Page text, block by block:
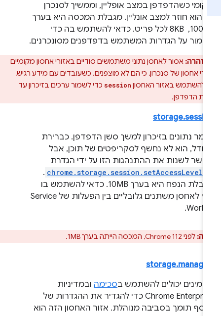
כשהדפדפן במצב אופליין, וממשיך לסנכרן
חוזר למצב אונליין. מגבלת המכסה היא בערך
100KB, ‏ 8KB לכל פריט. כדאי להשתמש בה כדי
על הגדרות המשתמש בדפדפנים מסונכרנים.
אזהרה:אסור לאחסן נתוני משתמשים סודיים באזורי אחסון מקומיים
אחסון של סנכרון, כי הם לא מוצפנים. כשעובדים עם מידע רגיש,
להשתמש באזור האחסוןsessionכדי לשמור ערכים בזיכרון עד
הדפדפן.
נתונים בזיכרון למשך סשן הדפדפן. כברירת
הוא לא נחשף לסקריפטים של תוכן, אבל
לשנות את ההתנהגות הזו על ידי הגדרת
.
מגבלת הנפח היא בערך 10MB. כדאי להשתמש בו
כדי לאחסן משתנים גלובליים בין הפעלות של Service
לפני Chrome 112, המכסה הייתה בערך 1MB.
יכולים להשתמש בסכימהובמדיניות
Chrome Enterprise כדי להגדיר את ההגדרות של
תומך בסביבה מנוהלת. אזור האחסון הזה הוא